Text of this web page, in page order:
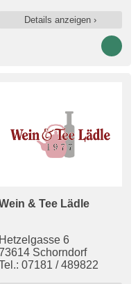
Details anzeigen ›
& Tee Lädle
Hetzelgasse 6
Schorndorf
07181 / 489822